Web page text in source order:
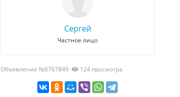
Сергей
Частное лицо
Объявление №6767849 124 просмотра